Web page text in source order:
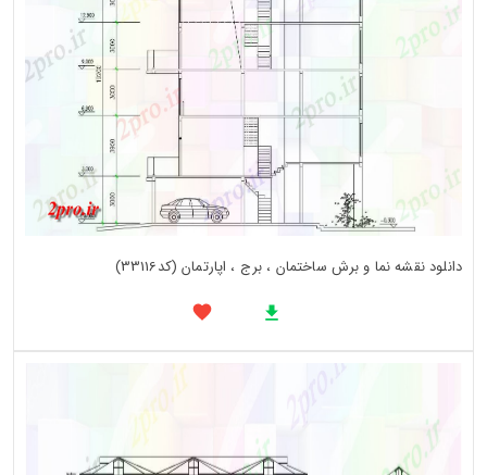
دانلود نقشه نما و برش ساختمان ، برج ، اپارتمان (کد33116)